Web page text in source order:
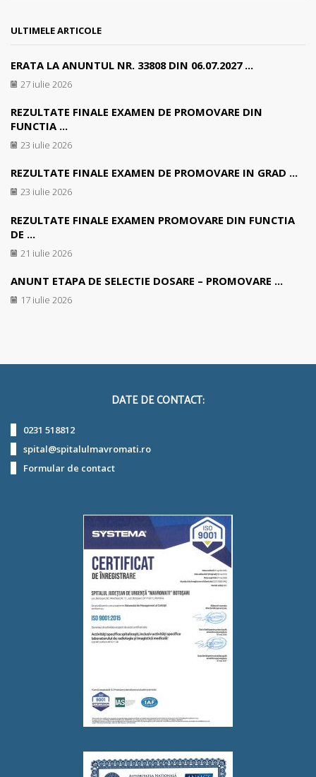
ULTIMELE ARTICOLE
ERATA LA ANUNTUL NR. 33808 DIN 06.07.2027 ...
27 iulie 2026
REZULTATE FINALE EXAMEN DE PROMOVARE DIN
FUNCTIA ...
23 iulie 2026
REZULTATE FINALE EXAMEN DE PROMOVARE IN GRAD ...
23 iulie 2026
REZULTATE FINALE EXAMEN PROMOVARE DIN FUNCTIA
DE ...
21 iulie 2026
ANUNT ETAPA DE SELECTIE DOSARE – PROMOVARE ...
17 iulie 2026
DATE DE CONTACT:
0231 518812
spital@spitalulmavromati.ro
Formular de contact